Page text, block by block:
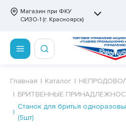
Магазин при ФКУ
СИЗО-1 (г. Красноярск)
ПРОДОВОЛЬСТВЕННЫЕ
ЗАМОРОЖЕННЫЕ
ИЗДЕЛИЯ
НЕПРОДОВОЛЬСТВЕННЫЕ
ПРИНАДЛЕЖНОСТИ
ПРИНАДЛЕЖНОСТИ
Сертификаты
Главная Каталог
БРИТВЕННЫЕ
Станок для бритья
(5шт)